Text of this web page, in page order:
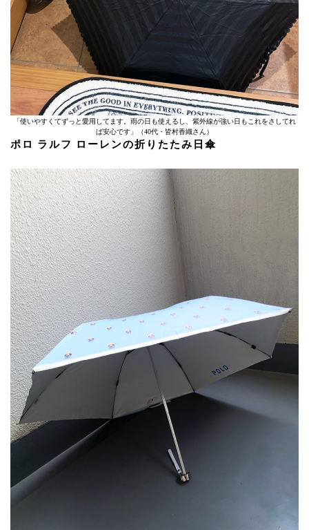
「使いやすくてずっと愛用してます。雨の日も使えるし、紫外線が強い日もこれをさしてれ
ば安心です」（40代・皆村香織さん）
ポロ ラルフ ローレンの折りたたみ日傘